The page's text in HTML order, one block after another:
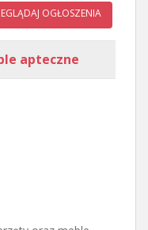
OGŁOSZENIA
apteczne